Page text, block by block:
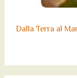
Dalla Terra al